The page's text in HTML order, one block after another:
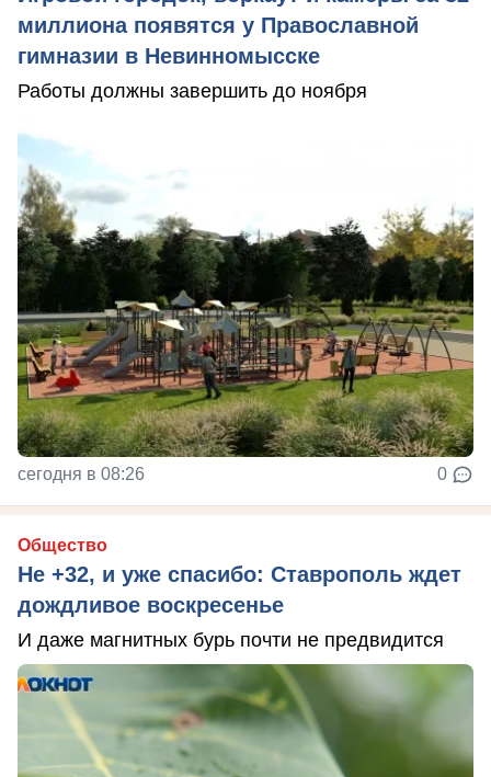
миллиона появятся у Православной
гимназии в Невинномысске
Работы должны завершить до ноября
сегодня в 08:26 0
Общество
Не +32, и уже спасибо: Ставрополь ждет
дождливое воскресенье
И даже магнитных бурь почти не предвидится